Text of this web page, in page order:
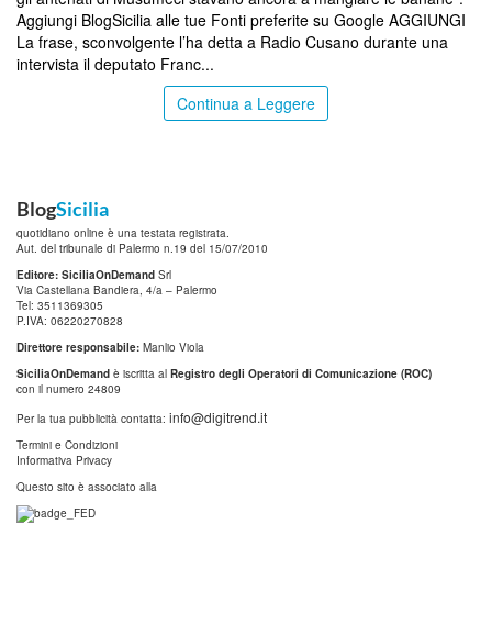
Aggiungi BlogSicilia alle tue Fonti preferite su Google AGGIUNGI
La frase, sconvolgente l’ha detta a Radio Cusano durante una
intervista il deputato Franc...
Continua a Leggere
BlogSicilia
quotidiano online è una testata registrata.
Aut. del tribunale di Palermo n.19 del 15/07/2010
Editore: SiciliaOnDemand Srl
Via Castellana Bandiera, 4/a – Palermo
Tel: 3511369305
P.IVA: 06220270828
Direttore responsabile: Manlio Viola
SiciliaOnDemand è iscritta al Registro degli Operatori di Comunicazione (ROC)
con il numero 24809
Per la tua pubblicità contatta: info@digitrend.it
Termini e Condizioni
Informativa Privacy
Questo sito è associato alla